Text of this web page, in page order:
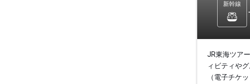
新幹線
JR東海ツア
ィビティや
（電子チケ